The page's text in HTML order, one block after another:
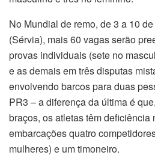
No Mundial de remo, de 3 a 10
(Sérvia), mais 60 vagas serão
provas individuais (sete no
e as demais em três disputas
envolvendo barcos para duas
PR3 – a diferença da última é
braços, os atletas têm deficiência
embarcações quatro
mulheres) e um timoneiro.